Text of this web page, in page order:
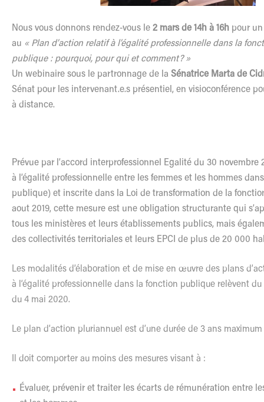
Nous vous donnons rendez-vous le 2 mars de 14h à 16h pour
au « Plan d’action relatif à l’égalité professionnelle dans la
publique : pourquoi, pour qui et comment? »
Un webinaire sous le partronnage de la Sénatrice Marta de
Sénat pour les intervenant.e.s présentiel, en visioconférence
à distance.
Prévue par ’accord interprofessionnel Egalité du 30 novembre
à ’égalité professionnelle entre les femmes et les hommes
publique) et inscrite dans la Loi de transformation de la
aout 2019, cette mesure est une obligation structurante qui
tous les ministères et leurs établissements publics, mais
des collectivités territoriales et leurs EPCI de plus de 20 000
Les modalités d’élaboration et de mise en œuvre des plans
à ‘égalité professionnelle dans la fonction publique relèvent du
du 4 mai 2020.
Le plan d’action pluriannuel est d’une durée de 3 ans
Il doit comporter au moins des mesures visant à :
Évaluer, prévenir et traiter les écarts de rémunération entre